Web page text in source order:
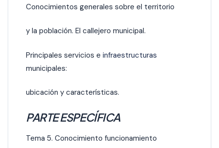
Conocimientos generales sobre el territorio
y la población. El callejero municipal.
Principales servicios e infraestructuras
municipales:
ubicación y características.
PARTE ESPECÍFICA
Tema 5. Conocimiento funcionamiento